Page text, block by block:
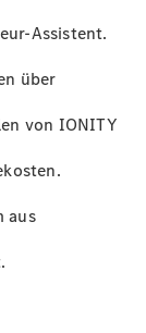
Assistent.
über
von IONITY
.
aus